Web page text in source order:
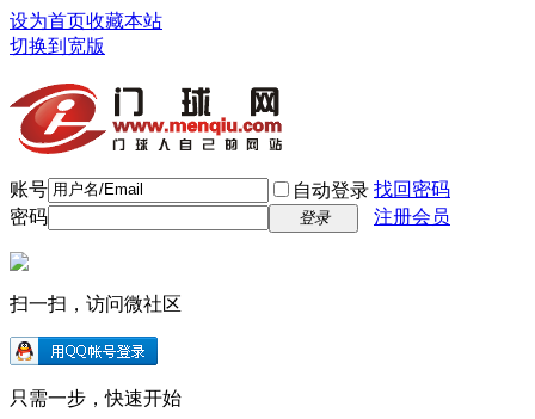
设为首页收藏本站
切换到宽版
账号 自动登录 找回密码
密码
登录 注册会员
扫一扫，访问微社区
只需一步，快速开始